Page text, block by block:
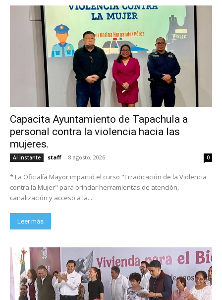
Capacita Ayuntamiento de Tapachula a
personal contra la violencia hacia las
mujeres.
Al Instante staff - 8 agosto, 2026 0
* La Oficialía Mayor impartió el curso "Erradicación de la Violencia
contra la Mujer" para brindar herramientas de atención,
canalización y acceso a la...
Leer más